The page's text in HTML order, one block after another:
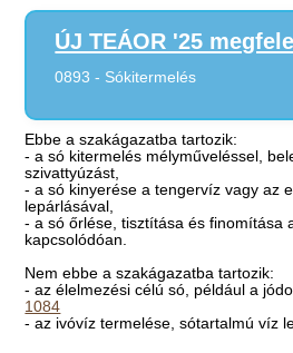
ÚJ TEÁOR '25
0893 - Sókitermelés
Ebbe a szakágazatba tartozik:
- a só kitermelés mélyműveléssel,
szivattyúzást,
- a só kinyerése a tengervíz vagy az
lepárlásával,
- a só őrlése, tisztítása és finomítása
kapcsolódóan.
Nem ebbe a szakágazatba tartozik:
- az élelmezési célú só, például a
1084
- az ivóvíz termelése, sótartalmú víz